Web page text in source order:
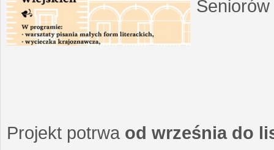
Projekt potrwa od września do